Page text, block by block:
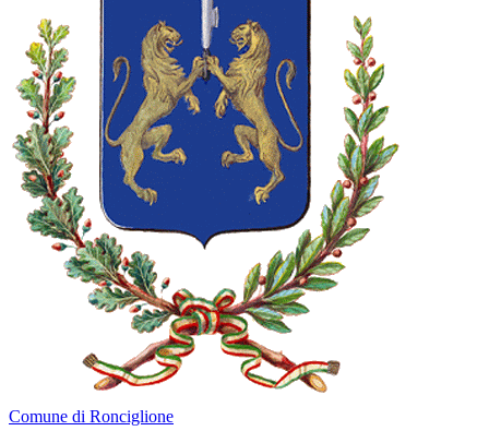
Comune di Ronciglione